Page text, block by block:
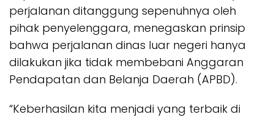
perjalanan ditanggung sepenuhnya oleh
pihak penyelenggara, menegaskan prinsip
bahwa perjalanan dinas luar negeri hanya
dilakukan jika tidak membebani Anggaran
Pendapatan dan Belanja Daerah (APBD).
“Keberhasilan kita menjadi yang terbaik di